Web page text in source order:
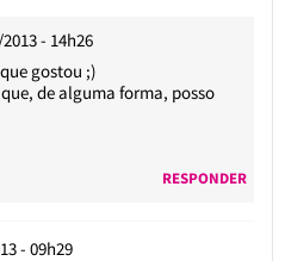
- 14h26
gostou ;)
de alguma forma, posso
RESPONDER
- 09h29